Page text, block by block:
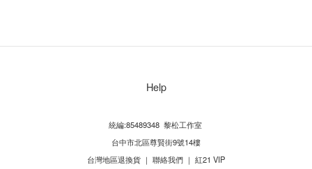
Help
統編:85489348 黎松工作室
台中市北區尊賢街9號14樓
台灣地區退換貨 ｜ 聯絡我們 ｜ 紅21 VIP